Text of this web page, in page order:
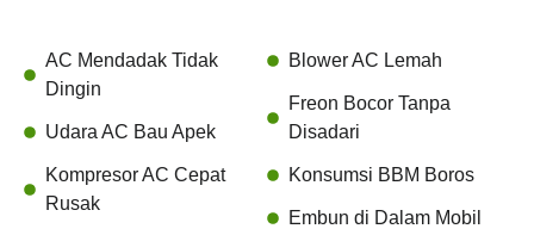
AC Mendadak Tidak
Dingin
Udara AC Bau Apek
Kompresor AC Cepat
Rusak
Blower AC Lemah
Freon Bocor Tanpa
Disadari
Konsumsi BBM Boros
Embun di Dalam Mobil